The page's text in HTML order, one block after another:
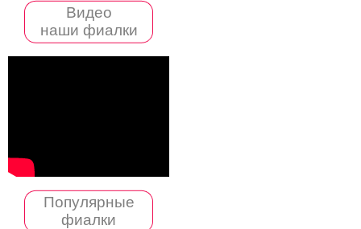
Видео
наши фиалки
Популярные
фиалки